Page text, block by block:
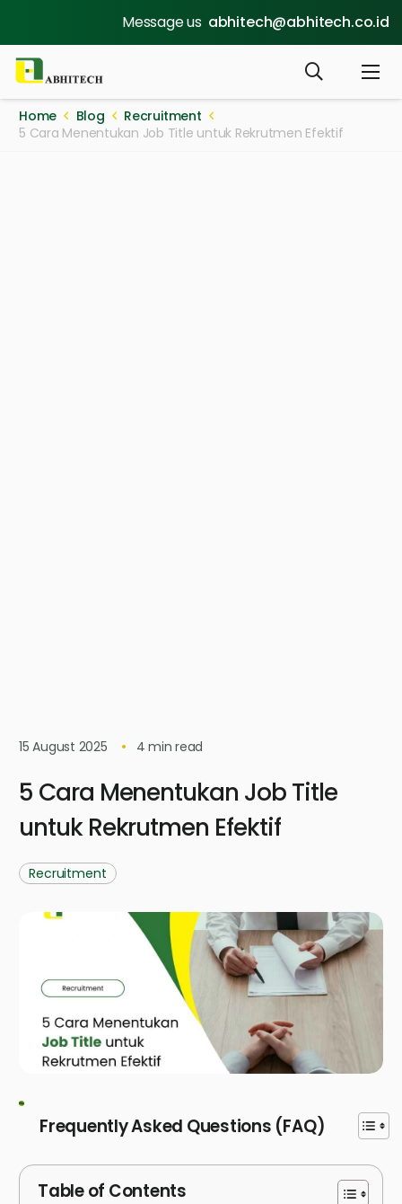
Message us abhitech@abhitech.co.id
Home Blog
Recruitment
5 Cara Menentukan Job Title untuk Rekrutmen Efektif
15 August 2025 4 min read
5 Cara Menentukan Job Title
untuk Rekrutmen Efektif
Recruitment
Frequently Asked Questions (FAQ)
Table of Contents